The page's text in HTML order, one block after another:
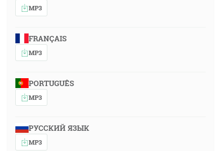
MP3
FRANÇAIS
MP3
PORTUGUÊS
MP3
РУССКИЙ ЯЗЫК
MP3